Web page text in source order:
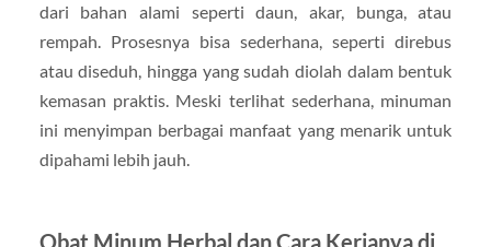
dari bahan alami seperti daun, akar, bunga, atau
rempah. Prosesnya bisa sederhana, seperti direbus
atau diseduh, hingga yang sudah diolah dalam bentuk
kemasan praktis. Meski terlihat sederhana, minuman
ini menyimpan berbagai manfaat yang menarik untuk
dipahami lebih jauh.